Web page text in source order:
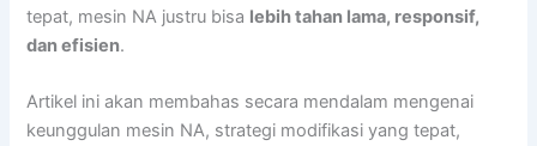
tepat, mesin NA justru bisa lebih tahan lama, responsif,
dan efisien.
Artikel ini akan membahas secara mendalam mengenai
keunggulan mesin NA, strategi modifikasi yang tepat,